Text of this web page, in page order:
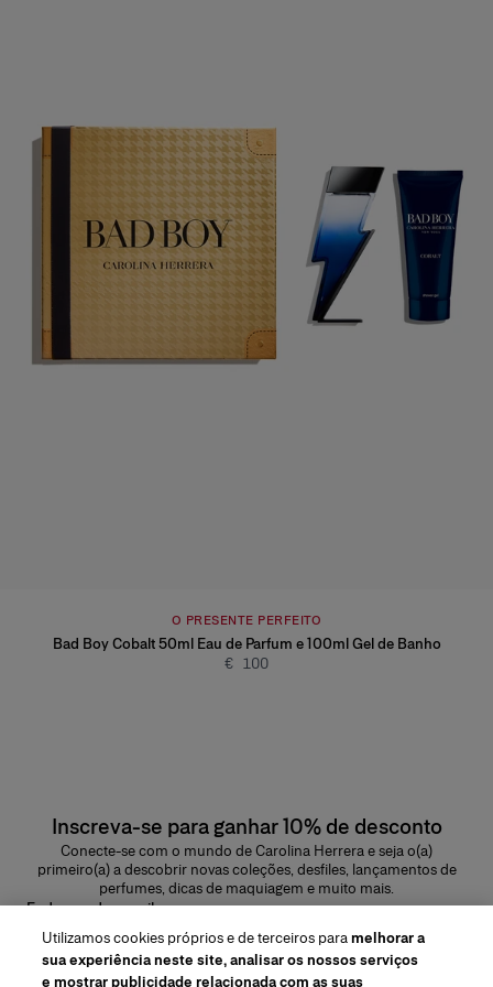
O PRESENTE PERFEITO
Bad Boy Cobalt 50ml Eau de Parfum e 100ml Gel de Banho
€ 100
Inscreva-se para ganhar 10% de desconto
Conecte-se com o mundo de Carolina Herrera e seja o(a)
primeiro(a) a descobrir novas coleções, desfiles, lançamentos de
perfumes, dicas de maquiagem e muito mais.
Endereço de e-mail
Utilizamos cookies próprios e de terceiros paramelhorar a
sua experiência neste site, analisar os nossos serviços
e mostrar publicidade relacionada com as suas